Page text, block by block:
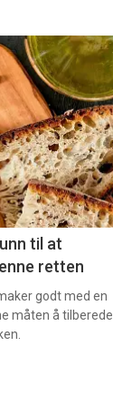
til at
retten
godt med en
måten å tilberede